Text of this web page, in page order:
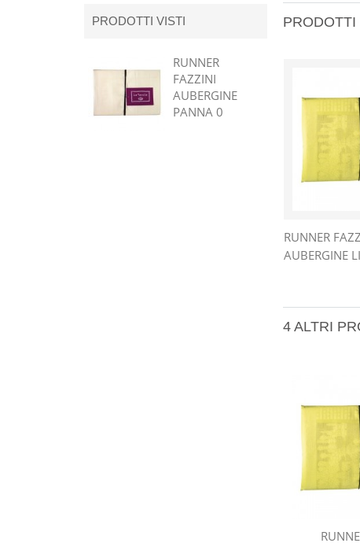
PRODOTTI VISTI
RUNNER
FAZZINI
AUBERGINE
PANNA 0
PRODOTTI
RUNNER
AUBERGINE
4 ALTRI